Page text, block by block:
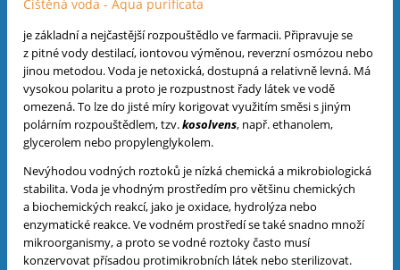
Čištěná voda - Aqua purificata
je základní a nejčastější rozpouštědlo ve farmacii. Připravuje se
z pitné vody destilací, iontovou výměnou, reverzní osmózou nebo
jinou metodou. Voda je netoxická, dostupná a relativně levná. Má
vysokou polaritu a proto je rozpustnost řady látek ve vodě
omezená. To lze do jisté míry korigovat využitím směsi s jiným
polárním rozpouštědlem, tzv.kosolvens, např. ethanolem,
glycerolem nebo propylenglykolem.
Nevýhodou vodných roztoků je nízká chemická a mikrobiologická
stabilita. Voda je vhodným prostředím pro většinu chemických
a biochemických reakcí, jako je oxidace, hydrolýza nebo
enzymatické reakce. Ve vodném prostředí se také snadno množí
mikroorganismy, a proto se vodné roztoky často musí
konzervovat přísadou protimikrobních látek nebo sterilizovat.